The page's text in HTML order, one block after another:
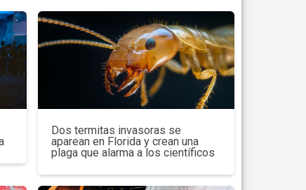
Dos termitas invasoras se
aparean en Florida y crean una
plaga que alarma a los científicos